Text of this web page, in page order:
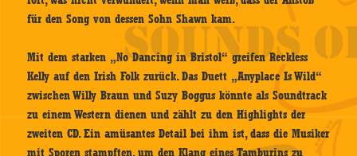
für den Song von dessen Sohn Shawn kam.
Mit dem starken „No Dancing in Bristol“ greifen Reckless
Kelly auf den Irish Folk zurück. Das Duett „Anyplace Is Wild“
zwischen Willy Braun und Suzy Boggus könnte als Soundtrack
zu einem Western dienen und zählt zu den Highlights der
zweiten CD. Ein amüsantes Detail bei ihm ist, dass die Musiker
mit Sporen stampften, um den Klang eines Tamburins zu